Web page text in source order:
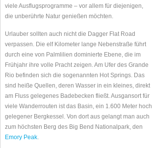
viele Ausflugsprogramme – vor allem für diejenigen,
die unberührte Natur genießen möchten.
Urlauber sollten auch nicht die Dagger Flat Road
verpassen. Die elf Kilometer lange Nebenstraße führt
durch eine von Palmlilien dominierte Ebene, die im
Frühjahr ihre volle Pracht zeigen. Am Ufer des Grande
Rio befinden sich die sogenannten Hot Springs. Das
sind heiße Quellen, deren Wasser in ein kleines, direkt
am Fluss gelegenes Badebecken fließt. Ausgansort für
viele Wanderrouten ist das Basin, ein 1.600 Meter hoch
gelegener Bergkessel. Von dort aus gelangt man auch
zum höchsten Berg des Big Bend Nationalpark, den
Emory Peak.